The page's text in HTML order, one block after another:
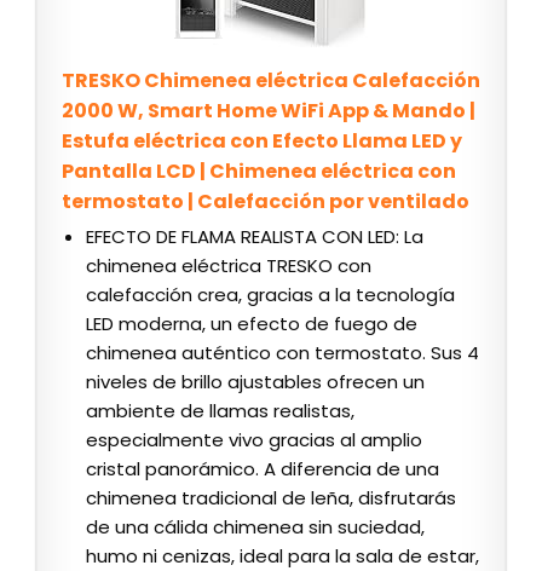
TRESKO Chimenea eléctrica Calefacción
2000 W, Smart Home WiFi App & Mando |
Estufa eléctrica con Efecto Llama LED y
Pantalla LCD | Chimenea eléctrica con
termostato | Calefacción por ventilado
EFECTO DE FLAMA REALISTA CON LED: La
chimenea eléctrica TRESKO con
calefacción crea, gracias a la tecnología
LED moderna, un efecto de fuego de
chimenea auténtico con termostato. Sus 4
niveles de brillo ajustables ofrecen un
ambiente de llamas realistas,
especialmente vivo gracias al amplio
cristal panorámico. A diferencia de una
chimenea tradicional de leña, disfrutarás
de una cálida chimenea sin suciedad,
humo ni cenizas, ideal para la sala de estar,